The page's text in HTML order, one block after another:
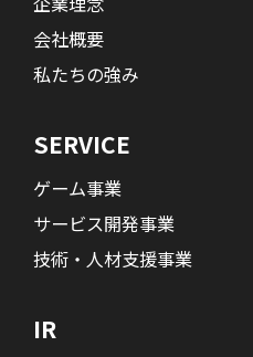
会社概要
私たちの強み
SERVICE
ゲーム事業
サービス開発事業
技術・人材支援事業
IR